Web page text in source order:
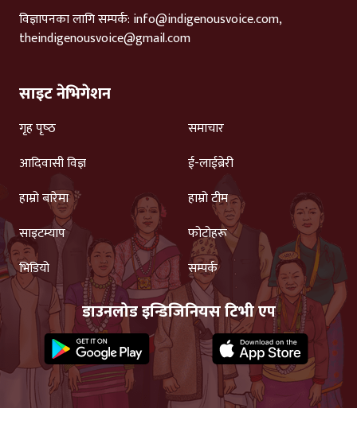
विज्ञापनका लागि सम्पर्क: info@indigenousvoice.com,
theindigenousvoice@gmail.com
साइट नेभिगेशन
गृह पृष्‍ठ
समाचार
आदिवासी विज्ञ
ई-लाईब्रेरी
हाम्रो बारेमा
हाम्रो टीम
साइटम्याप
फोटोहरू
भिडियो
सम्पर्क
डाउनलोड इन्डिजिनियस टिभी एप